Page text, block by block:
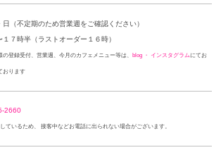
日（不定期のため営業週をご確認ください）
１７時半（ラストオーダー１６時）
の登録受付、営業週、今月のカフェメニュー等は、 blog・ インスタグラムにてお
おります
2660
ているため、 接客中などお電話に出られない場合がございます。